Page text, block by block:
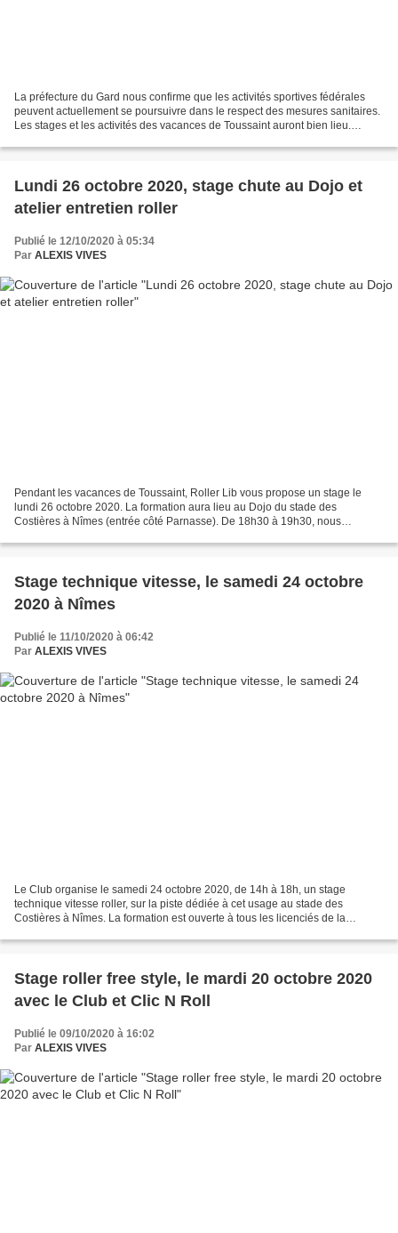
La préfecture du Gard nous confirme que les activités sportives fédérales
peuvent actuellement se poursuivre dans le respect des mesures sanitaires.
Les stages et les activités des vacances de Toussaint auront bien lieu.
Lundi 26 octobre 2020, stage chute au Dojo et
atelier entretien roller
Publié le 12/10/2020 à 05:34
Par ALEXIS VIVES
Pendant les vacances de Toussaint, Roller Lib vous propose un stage le
lundi 26 octobre 2020. La formation aura lieu au Dojo du stade des
Costières à Nîmes (entrée côté Parnasse). De 18h30 à 19h30, nous
Stage technique vitesse, le samedi 24 octobre
2020 à Nîmes
Publié le 11/10/2020 à 06:42
Par ALEXIS VIVES
Le Club organise le samedi 24 octobre 2020, de 14h à 18h, un stage
technique vitesse roller, sur la piste dédiée à cet usage au stade des
Costières à Nîmes. La formation est ouverte à tous les licenciés de la
Stage roller free style, le mardi 20 octobre 2020
avec le Club et Clic N Roll
Publié le 09/10/2020 à 16:02
Par ALEXIS VIVES